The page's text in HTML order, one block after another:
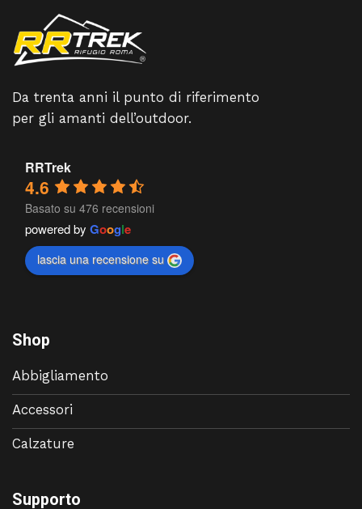
Da trenta anni il punto di riferimento
per gli amanti dell’outdoor.
RRTrek
4.6
Basato su 476 recensioni
powered by Google
lascia una recensione su
Shop
Abbigliamento
Accessori
Calzature
Supporto